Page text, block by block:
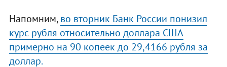
Напомним,во вторник Банк России понизил
курс рубля относительно доллара США
примерно на 90 копеек до 29,4166 рубля за
доллар.